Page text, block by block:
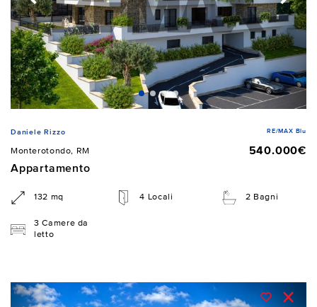
Daniele Rizzo RE/MAX Blu
Monterotondo, RM
540.000€
Appartamento
132 mq 4 Locali 2 Bagni
3 Camere da
letto